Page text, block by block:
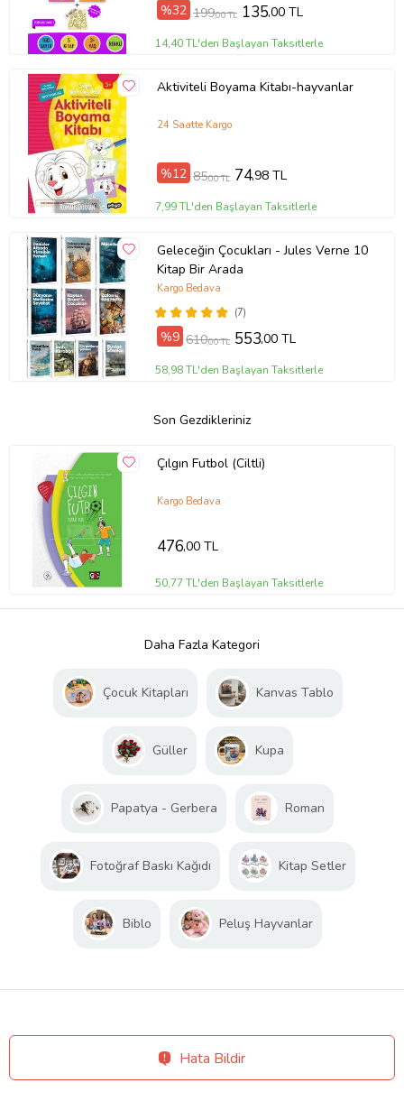
%32 199,00 TL 135,00 TL
14,40 TL'den Başlayan Taksitlerle
Aktiviteli Boyama Kitabı-hayvanlar
24 Saatte Kargo
%12 85,00 TL 74,98 TL
7,99 TL'den Başlayan Taksitlerle
Geleceğin Çocukları - Jules Verne 10
Kitap Bir Arada
(7)
Kargo Bedava
%9 610,00 TL 553,00 TL
58,98 TL'den Başlayan Taksitlerle
Son Gezdikleriniz
Çılgın Futbol (Ciltli)
Kargo Bedava
476,00 TL
50,77 TL'den Başlayan Taksitlerle
Daha Fazla Kategori
Çocuk Kitapları Kanvas Tablo
Güller Kupa
Papatya - Gerbera Roman
Fotoğraf Baskı Kağıdı Kitap Setler
Biblo Peluş Hayvanlar
Hata Bildir